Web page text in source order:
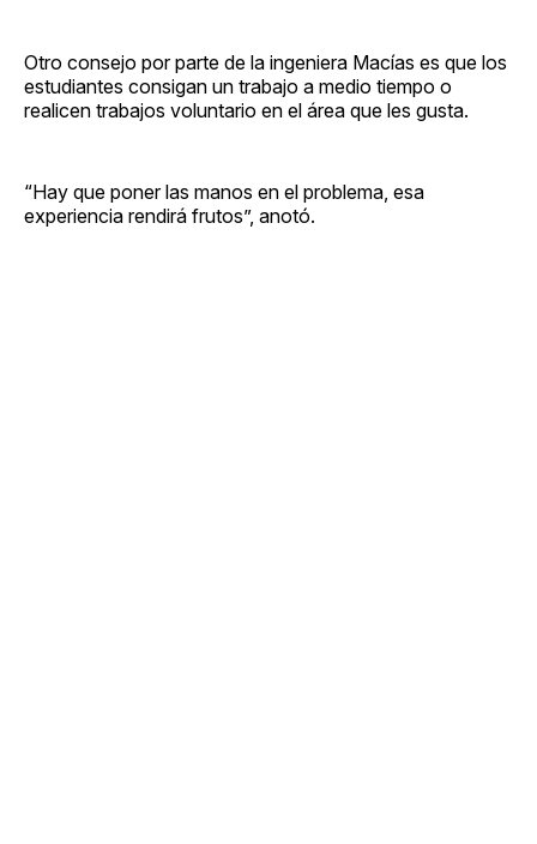
Otro consejo por parte de la ingeniera Macías es que los
estudiantes consigan un trabajo a medio tiempo o
realicen trabajos voluntario en el área que les gusta.
“Hay que poner las manos en el problema, esa
experiencia rendirá frutos”, anotó.